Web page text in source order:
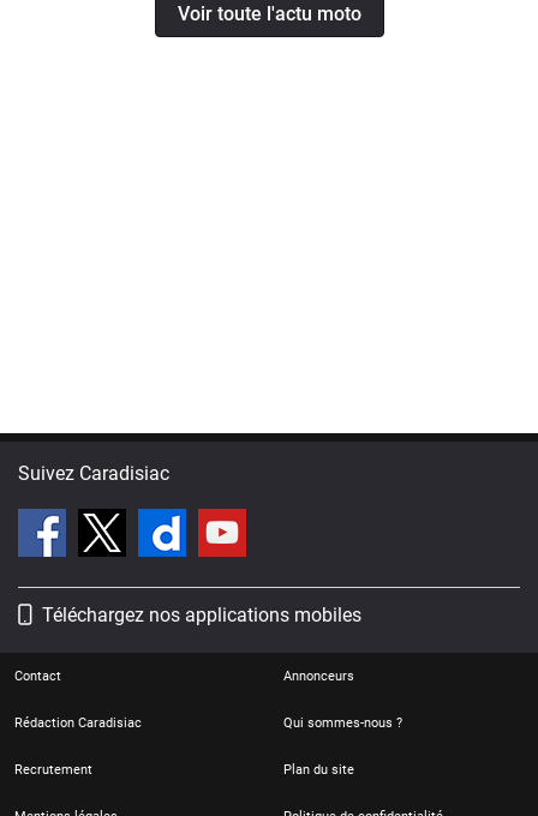
Voir toute l'actu moto
Suivez Caradisiac
Téléchargez nos applications mobiles
Contact Annonceurs
Rédaction Caradisiac Qui sommes-nous ?
Recrutement Plan du site